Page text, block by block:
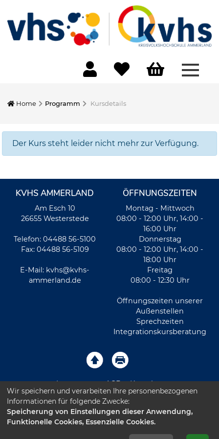
Home Programm Kursdetails
Der Kurs steht leider nicht mehr zur Verfügung.
KVHS AMMERLAND
Am Esch 10
26655 Westerstede
Telefon: 04488 56-5100
Fax: 04488 56-5109
E-Mail: kvhs@kvhs-
ammerland.de
ÖFFNUNGSZEITEN
Montag - Mittwoch
08:00 - 12:00 Uhr, 14:00 -
16:00 Uhr
Donnerstag
08:00 - 12:00 Uhr, 14:00 -
18:00 Uhr
Freitag
08:00 - 12:30 Uhr
Öffnungszeiten unserer
Außenstellen
Sprechzeiten
Integrationskursberatung
Impressum AGB Kontakt
Sitemap Datenschutz Leichte Sprache
Barrierefreiheitserklärung
Wir speichern und verarbeiten Ihre personenbezogenen
Informationen für folgende Zwecke:
Speicherung von Einstellungen dieser Anwendung,
Funktionelle Cookies, Essenzielle Cookies.